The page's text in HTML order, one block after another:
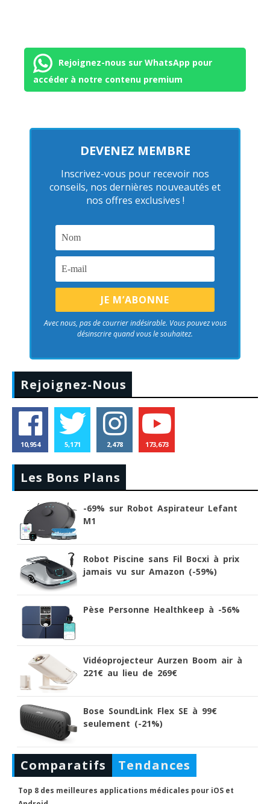
Rejoignez-nous sur WhatsApp pour
accéder à notre contenu premium
DEVENEZ MEMBRE
Inscrivez-vous pour recevoir nos
conseils, nos dernières nouveautés et
nos offres exclusives !
Avec nous, pas de courrier indésirable. Vous pouvez vous
désinscrire quand vous le souhaitez.
Rejoignez-Nous
10,954 5,171 2,478 173,673
Les Bons Plans
-69% sur Robot Aspirateur Lefant
M1
Robot Piscine sans Fil Bocxi à prix
jamais vu sur Amazon (-59%)
Pèse Personne Healthkeep à -56%
Vidéoprojecteur Aurzen Boom air à
221€ au lieu de 269€
Bose SoundLink Flex SE à 99€
seulement (-21%)
Comparatifs Tendances
Top 8 des meilleures applications médicales pour iOS et